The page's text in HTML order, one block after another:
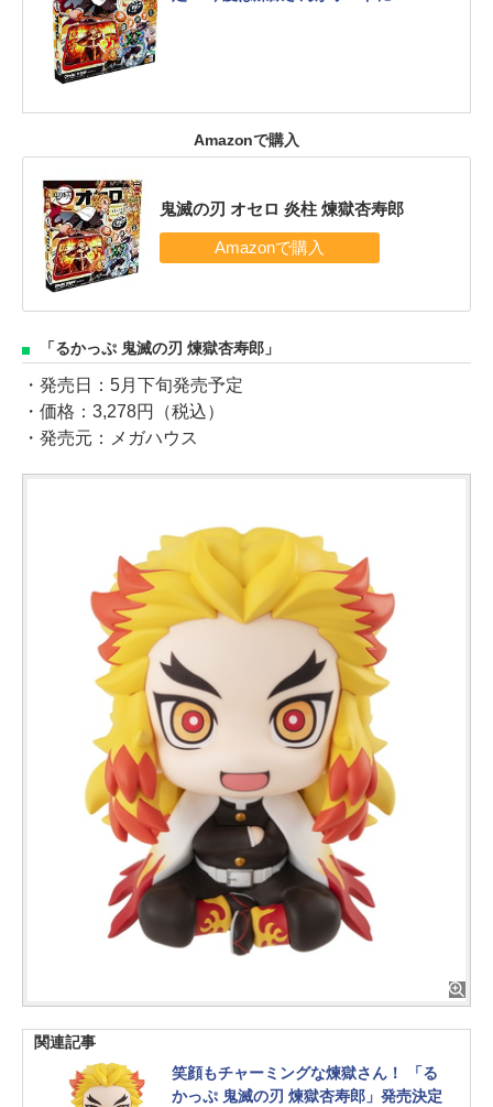
Amazonで購入
鬼滅の刃 オセロ 炎柱 煉獄杏寿郎
「るかっぷ 鬼滅の刃 煉獄杏寿郎」
・発売日：5月下旬発売予定
・価格：3,278円（税込）
・発売元：メガハウス
関連記事
笑顔もチャーミングな煉獄さん！ 「る
かっぷ 鬼滅の刃 煉獄杏寿郎」発売決定